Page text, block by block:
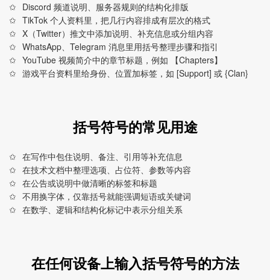
Discord 频道说明、服务器规则的结构化排版
TikTok 个人资料里，把几行内容排成有层次的格式
X（Twitter）推文中添加说明、补充信息或分组内容
WhatsApp、Telegram 消息里用括号整理步骤和指引
YouTube 视频简介中的章节标题，例如 【Chapters】
游戏平台资料里给身份、位置加标签，如 [Support] 或 {Clan}
括号符号的常见用途
在写作中包住说明、备注、引用等补充信息
在技术文档中整理选项、占位符、参数等内容
在公告或说明中做清晰的标签和标题
不用换字体，仅靠括号就能强调短语或关键词
在数学、逻辑和结构化标记中表示分组关系
在任何设备上输入括号符号的方法